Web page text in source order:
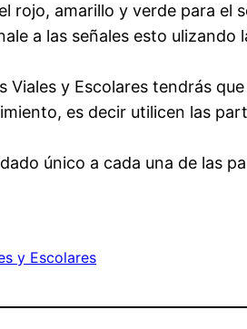
rojo, amarillo y verde para el
a las señales esto ulizando
y Escolares tendrás
es decir utilicen las
único a cada una de las
y Escolares